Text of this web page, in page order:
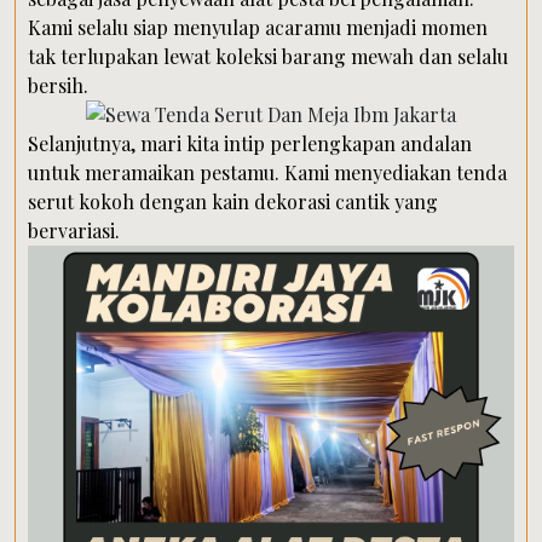
Kami selalu siap menyulap acaramu menjadi momen
tak terlupakan lewat koleksi barang mewah dan selalu
bersih.
Selanjutnya, mari kita intip perlengkapan andalan
untuk meramaikan pestamu. Kami menyediakan tenda
serut kokoh dengan kain dekorasi cantik yang
bervariasi.